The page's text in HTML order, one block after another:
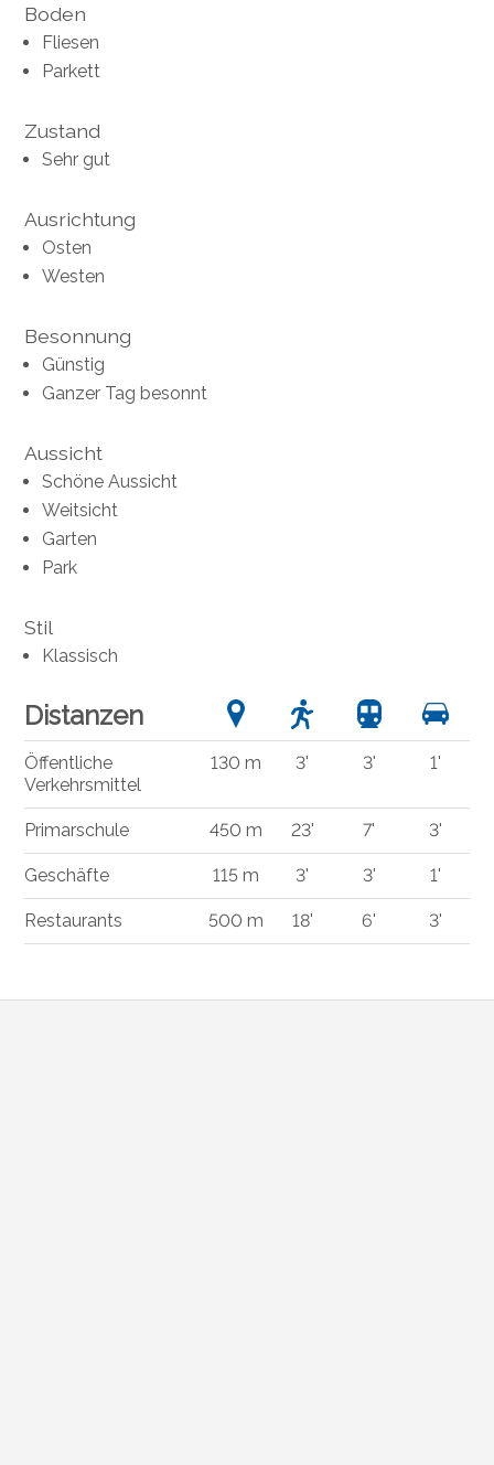
Boden
Fliesen
Parkett
Zustand
Sehr gut
Ausrichtung
Osten
Westen
Besonnung
Günstig
Ganzer Tag besonnt
Aussicht
Schöne Aussicht
Weitsicht
Garten
Park
Stil
Klassisch
Distanzen
Öffentliche
Verkehrsmittel
130 m 3' 3' 1'
Primarschule 450 m 23' 7' 3'
Geschäfte 115 m 3' 3' 1'
Restaurants 500 m 18' 6' 3'